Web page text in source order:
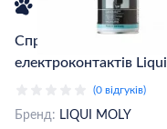
Спрей для
електроконтактів Liqui
Moly Pro-line Electronic
Spray 0,4 л (7386)
(0 відгуків)
Бренд: LIQUI MOLY